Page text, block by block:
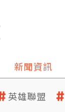
新聞資訊
英雄聯盟